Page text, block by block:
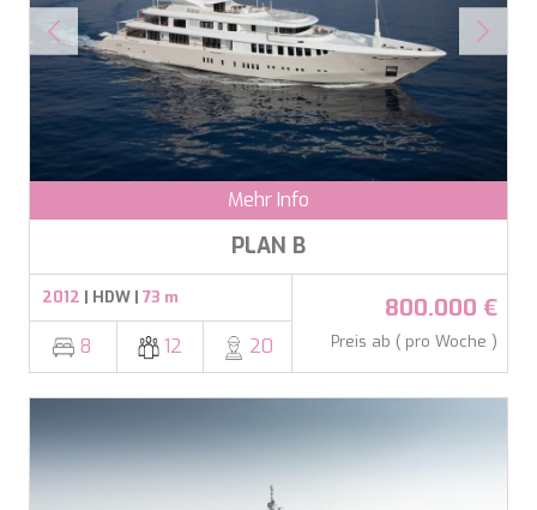
Mehr Info
PLAN B
2012 | HDW | 73 m
8 12 20
800.000 €
Preis ab ( pro Woche )
BELUGA
BENITA BLUE
BEST OFF
BEYOND
BLACK LION
BLACK PEARL
BLACK PEARL II
CALA DI LUNA
CALMA
CALYPSO I
CANER IV
CARMEN
CAROM